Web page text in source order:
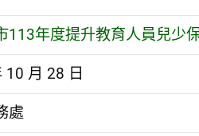
113年度提升教育人員兒少
10 月 28 日
處